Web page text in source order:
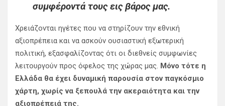
συμφέροντά τους εις βάρος μας.
Χρειάζονται ηγέτες που να στηρίζουν την εθνική
αξιοπρέπεια και να ασκούν ουσιαστική εξωτερική
πολιτική, εξασφαλίζοντας ότι οι διεθνείς συμφωνίες
λειτουργούν προς όφελος της χώρας μας. Μόνο τότε η
Ελλάδα θα έχει δυναμική παρουσία στον παγκόσμιο
χάρτη, χωρίς να ξεπουλά την ακεραιότητα και την
αξιοπρέπειά της.